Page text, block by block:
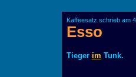
Kaffeesatz schrieb am
Esso
Tieger im Tunk.